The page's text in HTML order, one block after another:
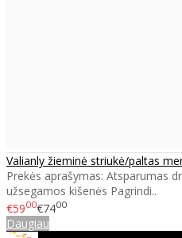
Valianly žieminė striukė/paltas
Prekės aprašymas: Atsparumas
užsegamos kišenės Pagrindi..
€5900€7400
Daugiau